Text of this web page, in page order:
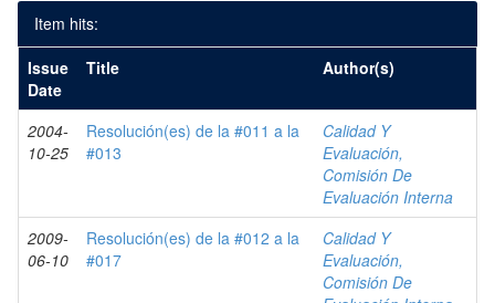
Item hits:
Issue
Date
Title Author(s)
2004-
10-25
Resolución(es) de la #011 a la
#013
Calidad Y
Evaluación,
Comisión De
Evaluación Interna
2009-
06-10
Resolución(es) de la #012 a la
#017
Calidad Y
Evaluación,
Comisión De